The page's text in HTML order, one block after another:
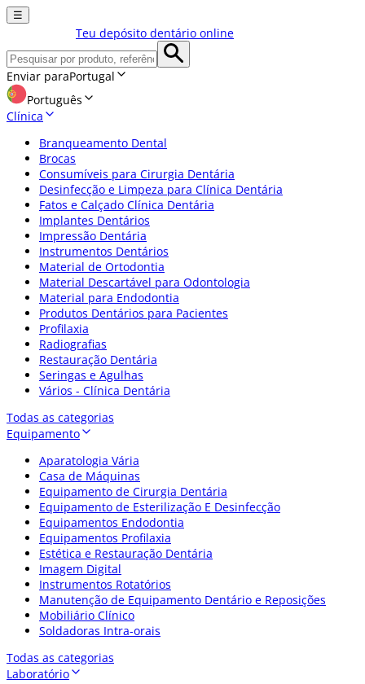
☰
Teu depósito dentário online
Enviar paraPortugal
Português
Clínica
Branqueamento Dental
Brocas
Consumíveis para Cirurgia Dentária
Desinfecção e Limpeza para Clínica Dentária
Fatos e Calçado Clínica Dentária
Implantes Dentários
Impressão Dentária
Instrumentos Dentários
Material de Ortodontia
Material Descartável para Odontologia
Material para Endodontia
Produtos Dentários para Pacientes
Profilaxia
Radiografias
Restauração Dentária
Seringas e Agulhas
Vários - Clínica Dentária
Todas as categorias
Equipamento
Aparatologia Vária
Casa de Máquinas
Equipamento de Cirurgia Dentária
Equipamento de Esterilização E Desinfecção
Equipamentos Endodontia
Equipamentos Profilaxia
Estética e Restauração Dentária
Imagem Digital
Instrumentos Rotatórios
Manutenção de Equipamento Dentário e Reposições
Mobiliário Clínico
Soldadoras Intra-orais
Todas as categorias
Laboratório